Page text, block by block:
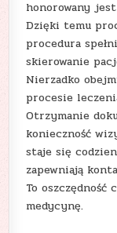
honorowany
Dzięki temu
procedura
skierowanie
Nierzadko
procesie
Otrzymanie
konieczność
staje się
zapewniają
To oszczędność
medycynę.